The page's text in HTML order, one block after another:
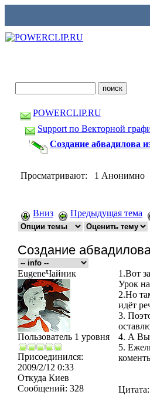
POWERCLIP.RU
Support по Векторной
Создание абвадилова
Просматривают: 1 Анонимно
Вниз Предыдущая тема
Создание
EugeneЧайник
Пользователь 1 уровня
Присоединился:
2009/2/12 0:33
Откуда Киев
Сообщений: 328
1.Вот
Урок
2.Но
идёт
3.
4. А Вы
5.
Цитата: